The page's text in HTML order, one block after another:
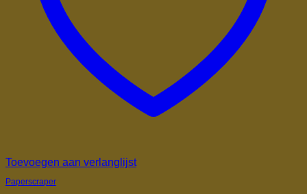
Toevoegen aan verlanglijst
Paperscraper